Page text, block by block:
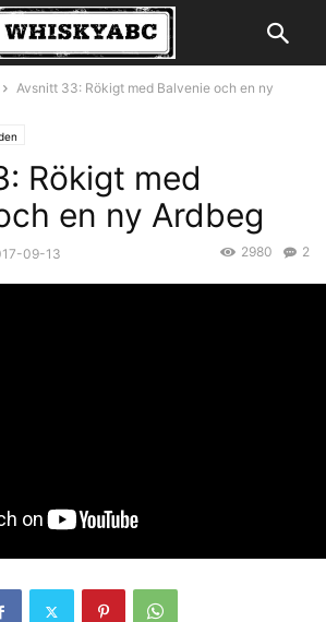
Avsnitt 33: Rökigt med Balvenie och en ny
Rökigt med
en ny Ardbeg
09-13 2
2980